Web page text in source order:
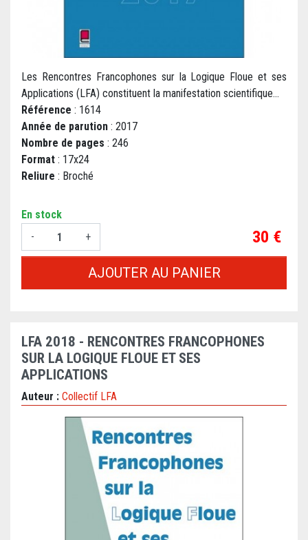
Les Rencontres Francophones sur la Logique Floue et ses
Applications (LFA) constituent la manifestation scientifique...
Référence : 1614
Année de parution : 2017
Nombre de pages : 246
Format : 17x24
Reliure : Broché
En stock
-
+ Prix
30 €
AJOUTER AU PANIER
LFA 2018 - RENCONTRES FRANCOPHONES
SUR LA LOGIQUE FLOUE ET SES
APPLICATIONS
Auteur : Collectif LFA